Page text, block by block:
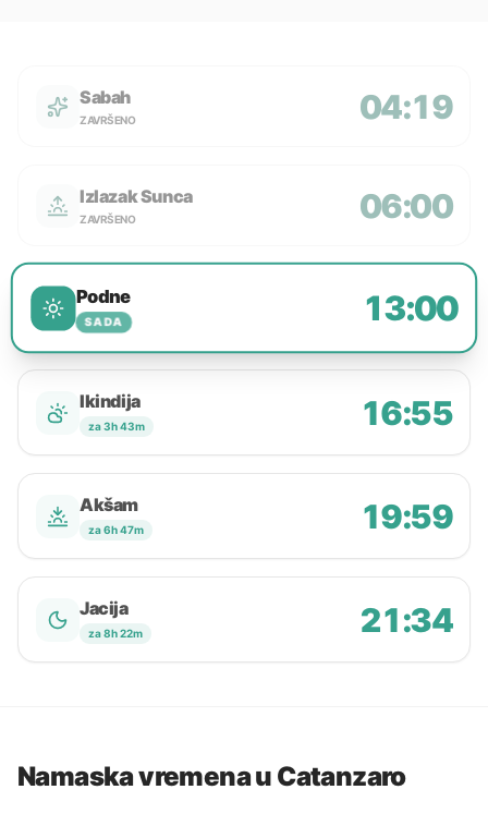
Sabah
ZAVRŠENO 04:19
Izlazak Sunca
ZAVRŠENO 06:00
Podne
SADA 13:00
Ikindija
za 3h 43m 16:55
Akšam
za 6h 47m 19:59
Jacija
za 8h 22m 21:34
Namaska vremena u Catanzaro